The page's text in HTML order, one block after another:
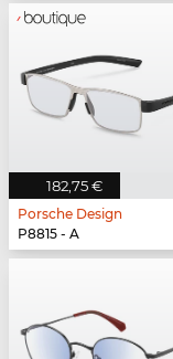
182,75 €
Porsche Design
P8815 - A